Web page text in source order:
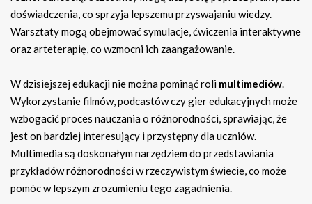
doświadczenia, co sprzyja lepszemu przyswajaniu wiedzy.
Warsztaty mogą obejmować symulacje, ćwiczenia interaktywne
oraz arteterapię, co wzmocni ich zaangażowanie.
W dzisiejszej edukacji nie można pominąć roli multimediów.
Wykorzystanie filmów, podcastów czy gier edukacyjnych może
wzbogacić proces nauczania o różnorodności, sprawiając, że
jest on bardziej interesujący i przystępny dla uczniów.
Multimedia są doskonałym narzędziem do przedstawiania
przykładów różnorodności w rzeczywistym świecie, co może
pomóc w lepszym zrozumieniu tego zagadnienia.